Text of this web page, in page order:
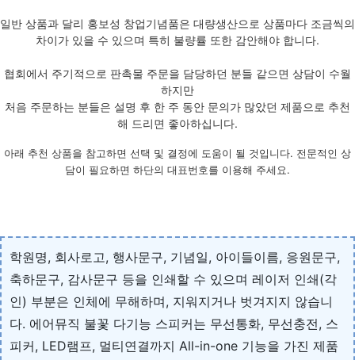
일반 상품과 달리 홍보성 창업기념품은 대량생산으로 상품마다 조금씩의
차이가 있을 수 있으며 특히 불량률 또한 감안해야 합니다.
협회에서 주기적으로 판촉물 주문을 담당하던 분들 같으면 상담이 수월
하지만
처음 주문하는 분들은 설명 후 한 주 동안 문의가 많았던 제품으로 추천
해 드리면 좋아하십니다.
아래 추천 상품을 참고하면 선택 및 결정에 도움이 될 것입니다. 전문적인 상
담이 필요하면 하단의 대표번호를 이용해 주세요.
학원명, 회사로고, 행사문구, 기념일, 아이들이름, 응원문구,
축하문구, 감사문구 등을 인쇄할 수 있으며 레이저 인쇄(각
인) 부분은 인체에 무해하며, 지워지거나 벗겨지지 않습니
다. 에어뮤직 불꽃 다기능 스피커는 무선통화, 무선충전, 스
피커, LED램프, 멀티연결까지 All-in-one 기능을 가진 제품